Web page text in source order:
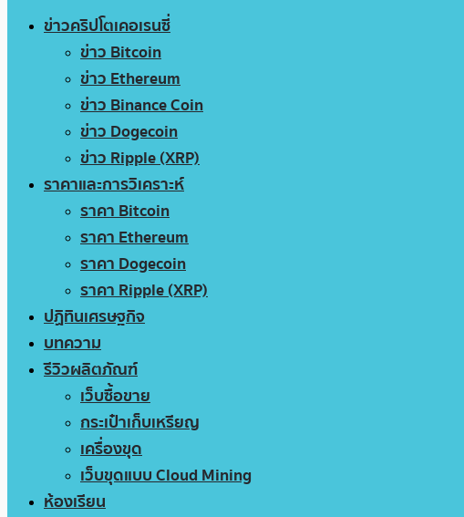
ข่าวคริปโตเคอเรนซี่
ข่าว Bitcoin
ข่าว Ethereum
ข่าว Binance Coin
ข่าว Dogecoin
ข่าว Ripple (XRP)
ราคาและการวิเคราะห์
ราคา Bitcoin
ราคา Ethereum
ราคา Dogecoin
ราคา Ripple (XRP)
ปฏิทินเศรษฐกิจ
บทความ
รีวิวผลิตภัณฑ์
เว็บซื้อขาย
กระเป๋าเก็บเหรียญ
เครื่องขุด
เว็บขุดแบบ Cloud Mining
ห้องเรียน